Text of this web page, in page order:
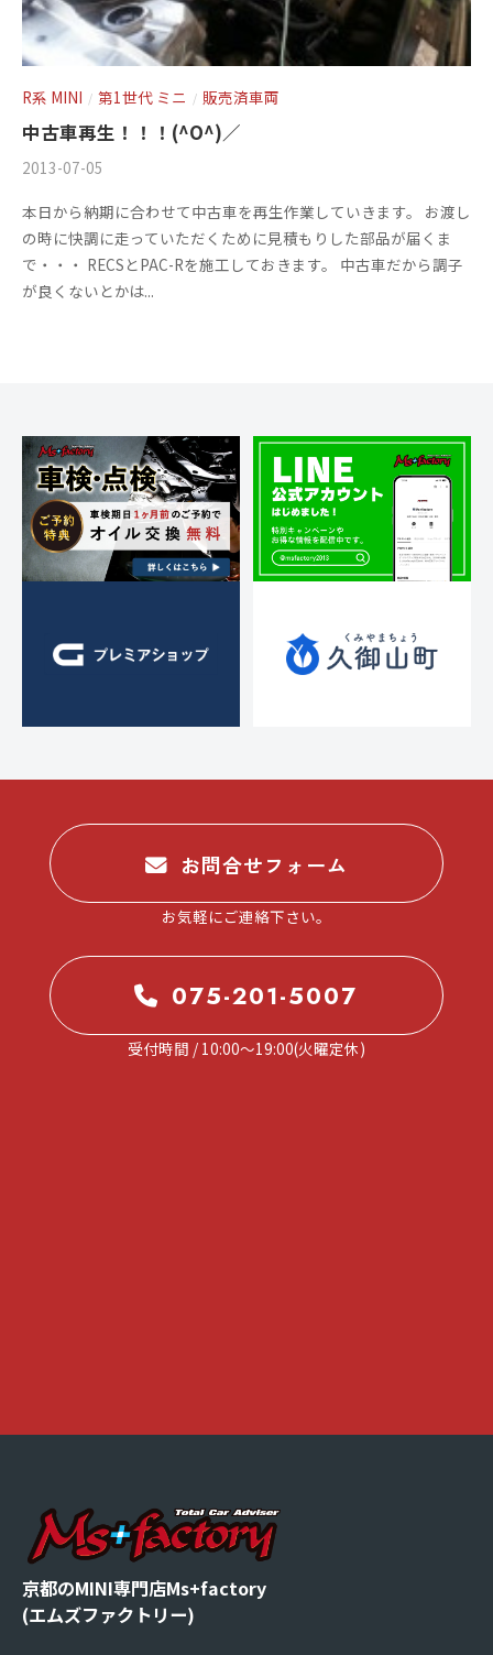
R系 MINI / 第1世代 ミニ / 販売済車両
中古車再生！！！(^O^)／
2013-07-05
m
s
f
a
y
2
0
1
3
件
の
コ
メ
本日から納期に合わせて中古車を再生作業していきます。 お渡し
の時に快調に走っていただくために見積もりした部品が届くま
で・・・ RECSとPAC-Rを施工しておきます。 中古車だから調子
が良くないとかは...
お問合せフォーム
お気軽にご連絡下さい。
075-201-5007
受付時間 / 10:00～19:00(火曜定休)
京都のMINI専門店Ms+factory
(エムズファクトリー)